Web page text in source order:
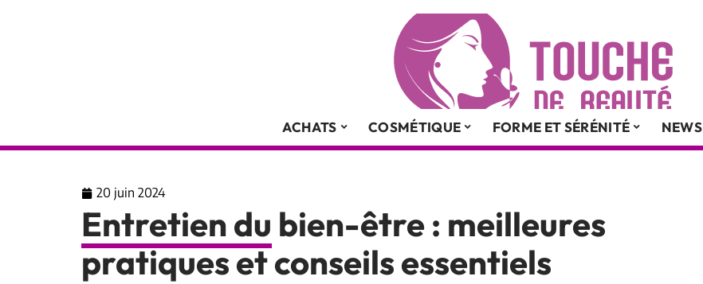
ACHATS COSMÉTIQUE FORME ET SÉRÉNITÉ NEWS
20 juin 2024
Entretien du bien-être : meilleures
pratiques et conseils essentiels